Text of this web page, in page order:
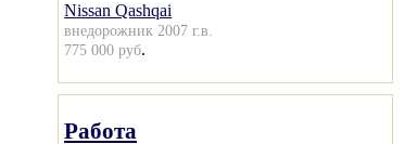
Nissan Qashqai
внедорожник 2007 г.в.
775 000 руб.
Работа